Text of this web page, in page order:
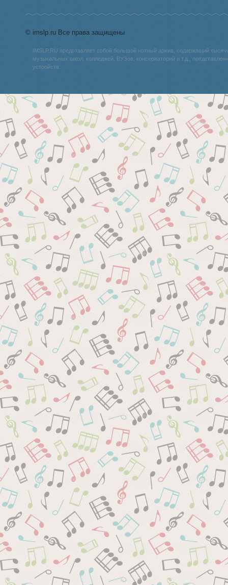
© imslp.ru Все права защищены
IMSLP.RU представляет собой большой нотный архив, содержащий
музыкальных школ, колледжей, ВУЗов, консерваторий и т.д.,
устройств.